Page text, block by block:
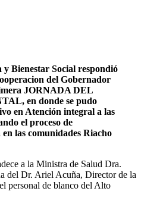
Bienestar Social respondió
del Gobernador
JORNADA DEL
en donde se pudo
en Atención integral a las
el proceso de
las comunidades Riacho
a la Ministra de Salud Dra.
del Dr. Ariel Acuña, Director de la
personal de blanco del Alto